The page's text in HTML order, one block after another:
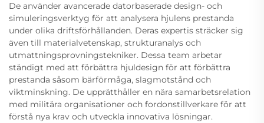
De använder avancerade datorbaserade design- och
simuleringsverktyg för att analysera hjulens prestanda
under olika driftsförhållanden. Deras expertis sträcker sig
även till materialvetenskap, strukturanalys och
utmattningsprovningstekniker. Dessa team arbetar
ständigt med att förbättra hjuldesign för att förbättra
prestanda såsom bärförmåga, slagmotstånd och
viktminskning. De upprätthåller en nära samarbetsrelation
med militära organisationer och fordonstillverkare för att
förstå nya krav och utveckla innovativa lösningar.